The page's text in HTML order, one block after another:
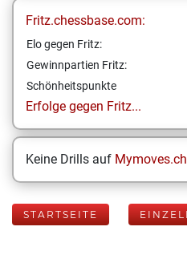
Fritz.chessbase.com:
Elo gegen Fritz:
Gewinnpartien Fritz:
Schönheitspunkte
Erfolge gegen Fritz...
Keine Drills auf
STARTSEITE